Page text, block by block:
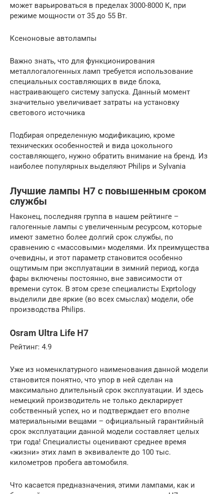
может варьироваться в пределах 3000-8000 К, при
режиме мощности от 35 до 55 Вт.
Ксеноновые автолампы
Важно знать, что для функционирования
металлогалогенных ламп требуется использование
специальных составляющих в виде блока,
настраивающего систему запуска. Данный момент
значительно увеличивает затраты на установку
светового источника
Подбирая определенную модификацию, кроме
технических особенностей и вида цокольного
составляющего, нужно обратить внимание на бренд. Из
наиболее популярных выделяют Philips и Sylvania
Лучшие лампы H7 с повышенным сроком
службы
Наконец, последняя группа в нашем рейтинге –
галогенные лампы с увеличенным ресурсом, которые
имеют заметно более долгий срок службы, по
сравнению с «массовыми» моделями. Их преимущества
очевидны, и этот параметр становится особенно
ощутимым при эксплуатации в зимний период, когда
фары включены постоянно, вне зависимости от
времени суток. В этом срезе специалисты Exprtology
выделили две яркие (во всех смыслах) модели, обе
производства Philips.
Osram Ultra Life H7
Рейтинг: 4.9
Уже из номенклатурного наименования данной модели
становится понятно, что упор в ней сделан на
максимально длительный срок эксплуатации. И здесь
немецкий производитель не только декларирует
собственный успех, но и подтверждает его вполне
материальными вещами – официальный гарантийный
срок эксплуатации данной модели составляет целых
три года! Специалисты оценивают среднее время
«жизни» этих ламп в эквиваленте до 100 тыс.
километров пробега автомобиля.
Что касается предназначения, этими лампами, как и